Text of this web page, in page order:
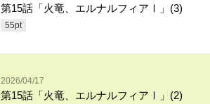
第15話「火竜、エルナルフィアⅠ」(3)
55pt
2026/04/17
第15話「火竜、エルナルフィアⅠ」(2)